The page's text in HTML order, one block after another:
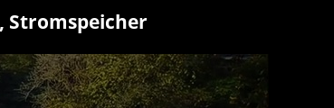
Stromspeicher